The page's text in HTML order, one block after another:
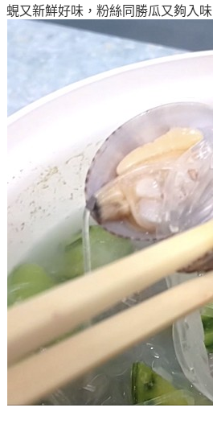
蜆又新鮮好味 ，粉絲同勝瓜又夠入味